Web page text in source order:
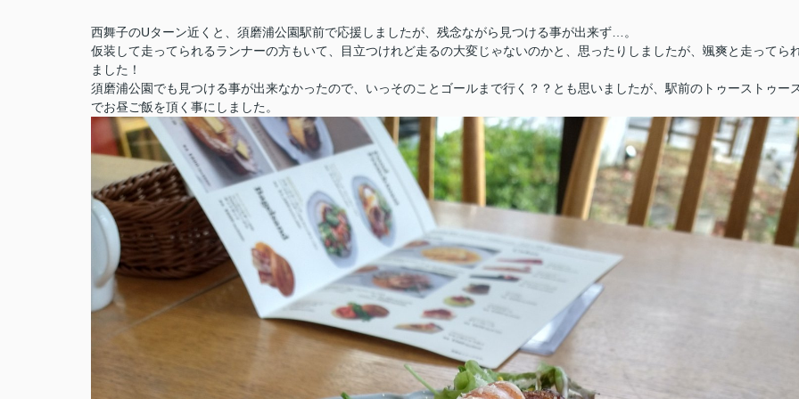
西舞子のUターン近くと、須磨浦公園駅前で応援しましたが、残念ながら見つける事が出来ず…。
仮装して走ってられるランナーの方もいて、目立つけれど走るの大変じゃないのかと、思ったりしましたが、颯爽と走ってら
ました！
須磨浦公園でも見つける事が出来なかったので、いっそのことゴールまで行く？？とも思いましたが、駅前のトゥーストゥー
でお昼ご飯を頂く事にしました。